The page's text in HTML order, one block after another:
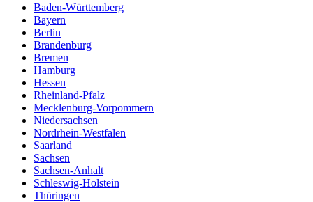
Baden-Württemberg
Bayern
Berlin
Brandenburg
Bremen
Hamburg
Hessen
Rheinland-Pfalz
Mecklenburg-Vorpommern
Niedersachsen
Nordrhein-Westfalen
Saarland
Sachsen
Sachsen-Anhalt
Schleswig-Holstein
Thüringen